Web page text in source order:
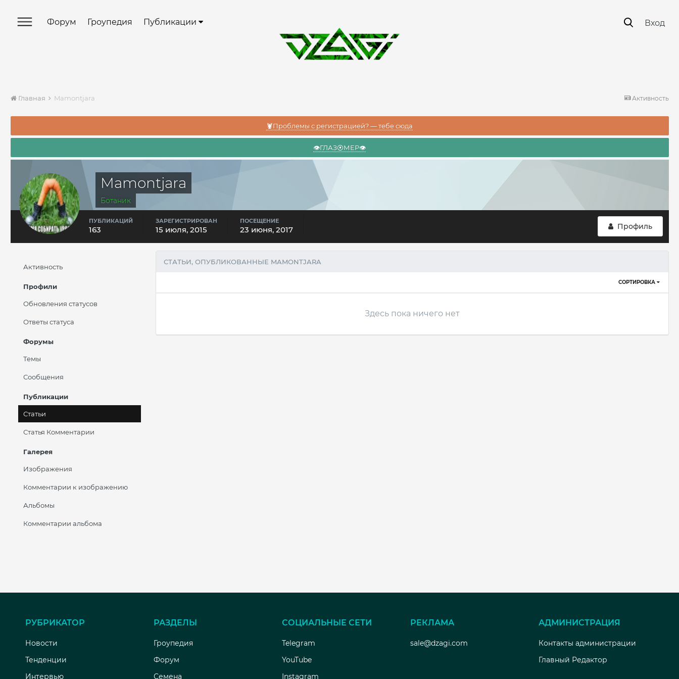
Форум Гроупедия Публикации Вход
Активность
Главная Mamontjara
🦞Проблемы с регистрацией? — тебе сюда
👁️ГЛАЗ⦿МЕР👁️
Mamontjara
Ботаник
Профиль
ПУБЛИКАЦИЙ
163
ЗАРЕГИСТРИРОВАН
15 июля, 2015
ПОСЕЩЕНИЕ
23 июня, 2017
Активность
Профили
Обновления статусов
Ответы статуса
Форумы
Темы
Сообщения
Публикации
Статьи
Статья Комментарии
Галерея
Изображения
Комментарии к изображению
Альбомы
Комментарии альбома
СТАТЬИ, ОПУБЛИКОВАННЫЕ MAMONTJARA
СОРТИРОВКА
Здесь пока ничего нет
РУБРИКАТОР
Новости
Тенденции
Интервью
РАЗДЕЛЫ
Гроупедия
Форум
Семена
СОЦИАЛЬНЫЕ СЕТИ
Telegram
YouTube
Instagram
РЕКЛАМА
sale@dzagi.com
АДМИНИСТРАЦИЯ
Контакты администрации
Главный Редактор